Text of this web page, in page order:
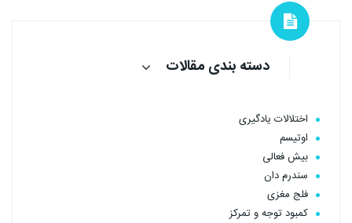
دسته بندی مقالات
اختلالات یادگیری
اوتیسم
بیش فعالی
سندرم دان
فلج مغزی
کمبود توجه و تمرکز